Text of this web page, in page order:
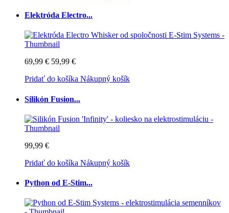
Elektróda Electro...
69,99 € 59,99 €
Pridať do košíka Nákupný košík
Silikón Fusion...
99,99 €
Pridať do košíka Nákupný košík
Python od E-Stim...